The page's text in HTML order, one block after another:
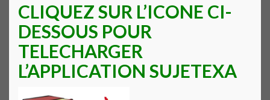
CLIQUEZ SUR L’ICONE CI-
DESSOUS POUR
TELECHARGER
L’APPLICATION SUJETEXA